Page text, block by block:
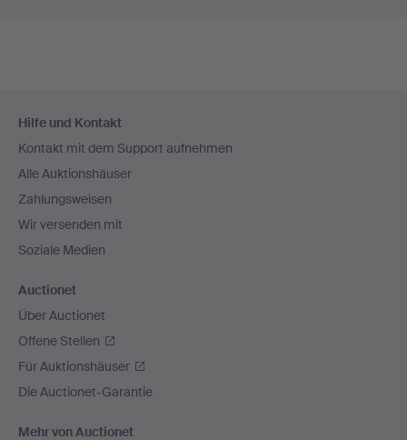
Navigation
Hilfe und Kontakt
Kontakt mit dem Support aufnehmen
Alle Auktionshäuser
Zahlungsweisen
Wir versenden mit
Soziale Medien
Auctionet
Über Auctionet
Offene Stellen
Für Auktionshäuser
Die Auctionet-Garantie
Mehr von Auctionet